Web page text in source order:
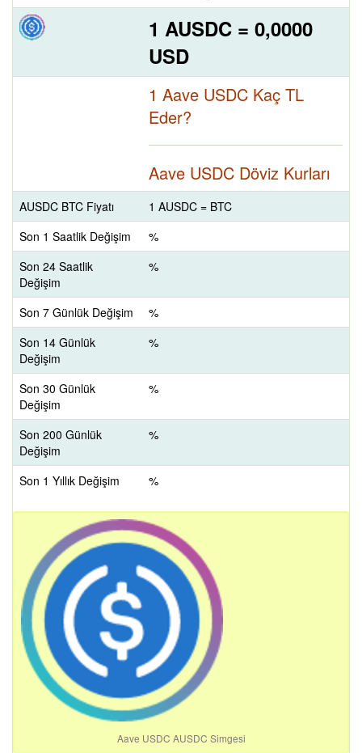
1 AUSDC = 0,0000
USD
1 Aave USDC Kaç TL
Eder?
Aave USDC Döviz Kurları
AUSDC BTC Fiyatı
1 AUSDC = BTC
Son 1 Saatlik Değişim
%
Son 24 Saatlik
Değişim
%
Son 7 Günlük Değişim
%
Son 14 Günlük
Değişim
%
Son 30 Günlük
Değişim
%
Son 200 Günlük
Değişim
%
Son 1 Yıllık Değişim %
Aave USDC AUSDC Simgesi